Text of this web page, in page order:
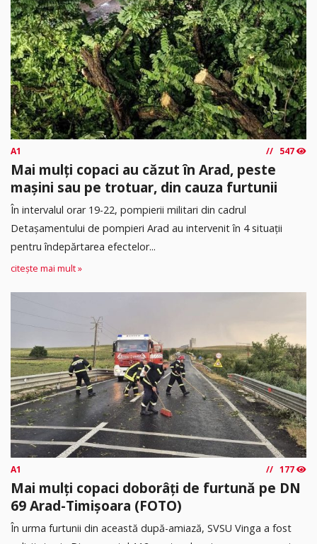
A1 547
Mai mulți copaci au căzut în Arad, peste
mașini sau pe trotuar, din cauza furtunii
În intervalul orar 19-22, pompierii militari din cadrul
Detașamentului de pompieri Arad au intervenit în 4 situații
pentru îndepărtarea efectelor...
citește mai mult »
A1 177
Mai mulți copaci doborâți de furtună pe DN
69 Arad-Timișoara (FOTO)
În urma furtunii din această după-amiază, SVSU Vinga a fost